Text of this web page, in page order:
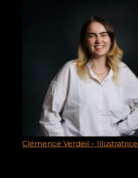
Clémence Verdeil – Illustratrice